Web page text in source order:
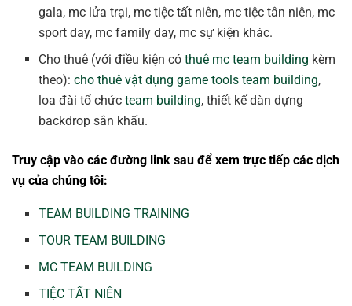
gala, mc lửa trại, mc tiệc tất niên, mc tiệc tân niên, mc
sport day, mc family day, mc sự kiện khác.
Cho thuê (với điều kiện cóthuê mc team building kèm
theo):cho thuê vật dụng game tools team building,
loa đài tổ chứcteam building, thiết kế dàn dựng
backdrop sân khấu.
Truy cập vào các đường link sau để xem trực tiếp các dịch
vụ của chúng tôi:
TEAM BUILDING TRAINING
TOUR TEAM BUILDING
MC TEAM BUILDING
TIỆC TẤT NIÊN